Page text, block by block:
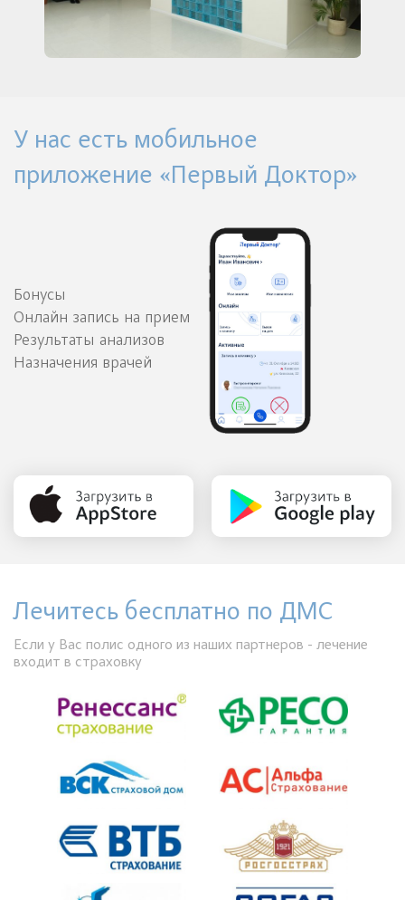
У нас есть мобильное
приложение «Первый Доктор»
Бонусы
Онлайн запись на прием
Результаты анализов
Назначения врачей
Лечитесь бесплатно по ДМС
Если у Вас полис одного из наших партнеров - лечение
входит в страховку